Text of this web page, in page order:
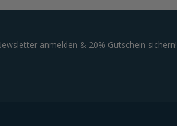
anmelden & 20% Gutschein sichern!